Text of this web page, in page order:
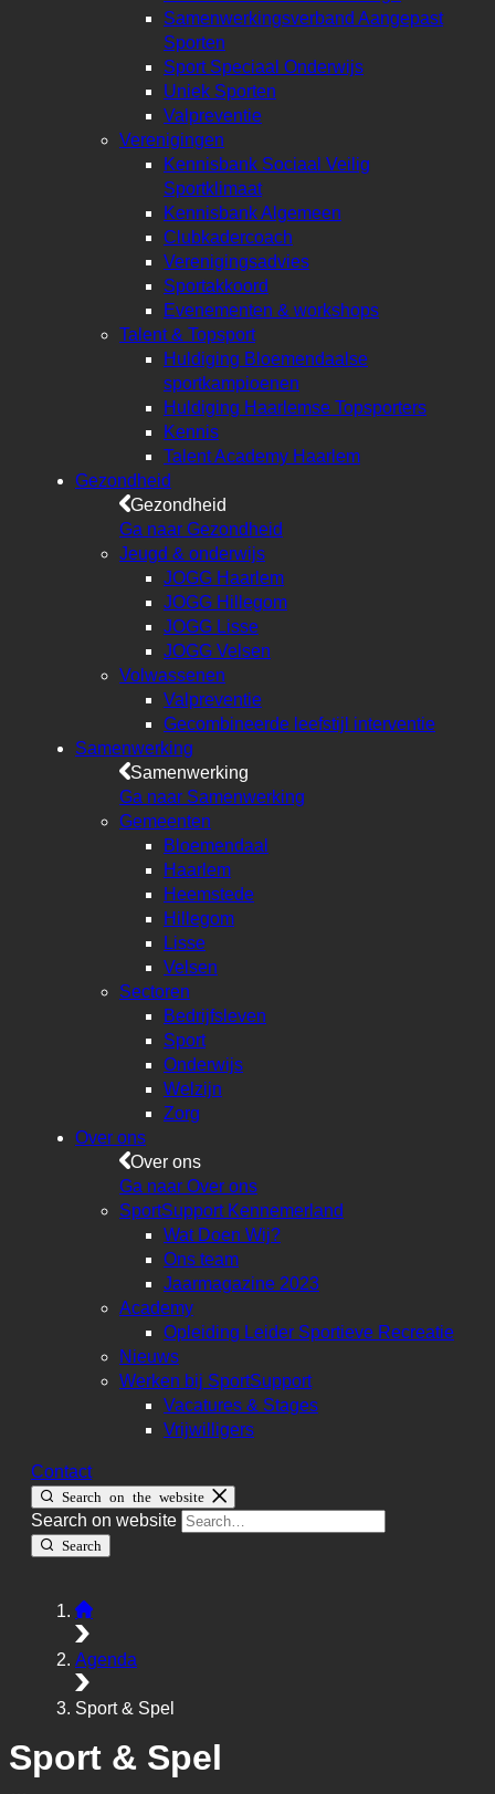
Samenwerkingsverband Aangepast
Sporten
Sport Speciaal Onderwijs
Uniek Sporten
Valpreventie
Verenigingen
Kennisbank Sociaal Veilig
Sportklimaat
Kennisbank Algemeen
Clubkadercoach
Verenigingsadvies
Sportakkoord
Evenementen & workshops
Talent & Topsport
Huldiging Bloemendaalse
sportkampioenen
Huldiging Haarlemse Topsporters
Kennis
Talent Academy Haarlem
Gezondheid
Gezondheid
Ga naar Gezondheid
Jeugd & onderwijs
JOGG Haarlem
JOGG Hillegom
JOGG Lisse
JOGG Velsen
Volwassenen
Valpreventie
Gecombineerde leefstijl interventie
Samenwerking
Samenwerking
Ga naar Samenwerking
Gemeenten
Bloemendaal
Haarlem
Heemstede
Hillegom
Lisse
Velsen
Sectoren
Bedrijfsleven
Sport
Onderwijs
Welzijn
Zorg
Over ons
Over ons
Ga naar Over ons
SportSupport Kennemerland
Wat Doen Wij?
Ons team
Jaarmagazine 2023
Academy
Opleiding Leider Sportieve Recreatie
Nieuws
Werken bij SportSupport
Vacatures & Stages
Vrijwilligers
Contact
Search on the website
Search on website
Search
Agenda
Sport & Spel
Sport & Spel